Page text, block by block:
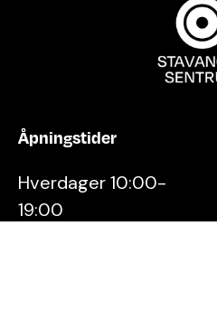
Åpningstider
Hverdager 10:00-
19:00